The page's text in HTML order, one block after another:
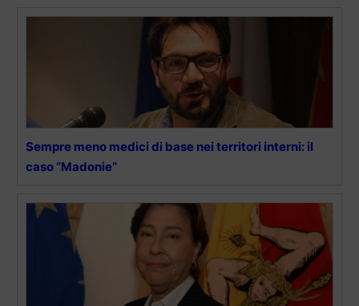
Sempre meno medici di base nei territori interni: il
caso “Madonie”